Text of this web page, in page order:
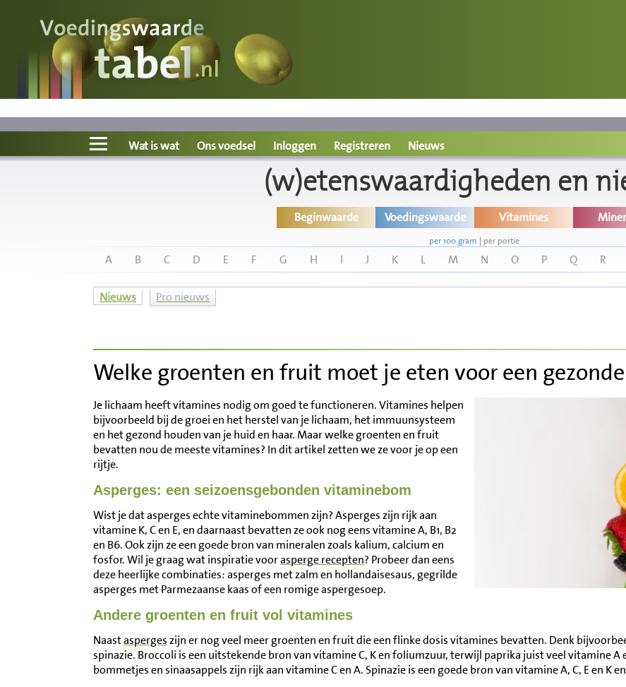
Voedingswaarde
Wat is wat?
Ons voedsel
Registreren
Informatie
Disclaimer
Wat is wat Ons voedsel Inloggen Registreren Nieuws
(w)etenswaardigheden en
Beginwaarde Voedingswaarde Vitamines
per 100 gram | per portie
A B C D E F G H I J K L M N O P Q R
Nieuws Pro nieuws
Welke groenten en fruit moet je eten voor een
Je lichaam heeft vitamines nodig om goed te functioneren. Vitamines helpen
bijvoorbeeld bij de groei en het herstel van je lichaam, het immuunsysteem
en het gezond houden van je huid en haar. Maar welke groenten en fruit
bevatten nou de meeste vitamines? In dit artikel zetten we ze voor je op een
rijtje.
Asperges: een seizoensgebonden vitaminebom
Wist je dat asperges echte vitaminebommen zijn? Asperges zijn rijk aan
vitamine K, C en E, en daarnaast bevatten ze ook nog eens vitamine A, B1, B2
en B6. Ook zijn ze een goede bron van mineralen zoals kalium, calcium en
fosfor. Wil je graag wat inspiratie voorasperge recepten? Probeer dan eens
deze heerlijke combinaties: asperges met zalm en hollandaisesaus, gegrilde
asperges met Parmezaanse kaas of een romige aspergesoep.
Andere groenten en fruit vol vitamines
Naastaspergeszijn er nog veel meer groenten en fruit die een flinke dosis vitamines bevatten. Denk
spinazie. Broccoli is een uitstekende bron van vitamine C, K en foliumzuur, terwijl paprika juist veel vitamine A
bommetjes en sinaasappels zijn rijk aan vitamine C en A. Spinazie is een goede bron van vitamine A, C, E en K